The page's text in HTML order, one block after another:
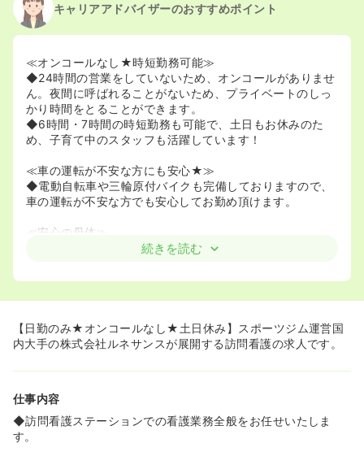
キャリアアドバイザーのおすすめポイント
≪オンコールなし★時短勤務可能≫
◆24時間の営業をしていないため、オンコールがありませ
ん。夜間に呼ばれることがないため、プライベートのしっ
かり時間をとることができます。
◆6時間・7時間の時短勤務も可能で、土日もお休みのた
め、子育て中のスタッフも活躍しています！
≪車の運転が不安な方にも安心★≫
◆電動自転車や三輪原付バイクも完備しておりますので、
車の運転が不安な方でも安心してお勤め頂けます。
≪安心の母体≫
◆株式会社ルネサンスは、スポーツクラブ経営を中核とし
健康教育の支援などの事業展開にも取り組んでいます。
◆スポーツクラブを約130箇所、リハビリ特化型デイサー
ビスを約35箇所、その他訪問看護やジムなど、全国に約
ます。
≪看護師として自発的に成長できる環境≫
◆自己啓発支援制度（自己啓発にかかる費用の会社補
続きを読む
【日勤のみ★オンコールなし★土日休み】スポーツジム運営国
内大手の株式会社ルネサンスが展開する訪問看護の求人です。
仕事内容
◆訪問看護ステーションでの看護業務全般をお任せいたしま
す。